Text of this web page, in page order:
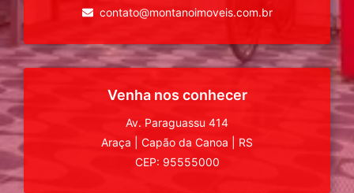
contato@montanoimoveis.com.br
Venha nos conhecer
Av. Paraguassu 414
Araça
Capão da Canoa
RS
CEP: 95555000